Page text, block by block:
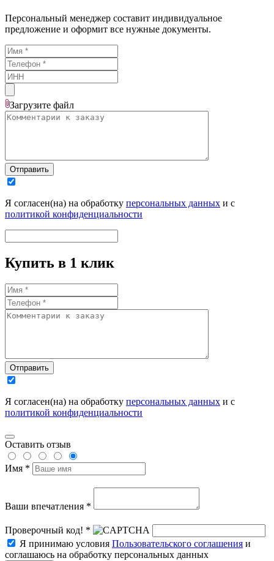
Персональный менеджер составит индивидуальное
предложение и оформит все нужные документы.
Загрузите файл
Отправить
Я согласен(на) на обработку персональных данных и с
политикой конфиденциальности
Купить в 1 клик
Отправить
Я согласен(на) на обработку персональных данных и с
политикой конфиденциальности
Оставить отзыв
Имя *
Ваши впечатления *
Проверочный код! *
Я принимаю условия Пользовательского соглашения и
соглашаюсь на обработку персональных данных